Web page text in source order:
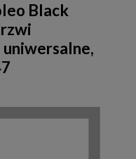
Black